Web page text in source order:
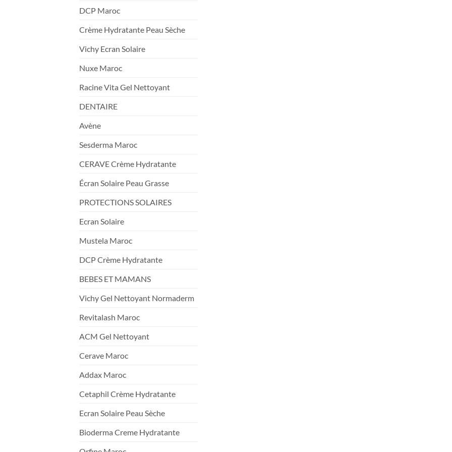
DCP Maroc
Crème Hydratante Peau Sèche
Vichy Ecran Solaire
Nuxe Maroc
Racine Vita Gel Nettoyant
DENTAIRE
Avène
Sesderma Maroc
CERAVE Crème Hydratante
Écran Solaire Peau Grasse
PROTECTIONS SOLAIRES
Ecran Solaire
Mustela Maroc
DCP Crème Hydratante
BEBES ET MAMANS
Vichy Gel Nettoyant Normaderm
Revitalash Maroc
ACM Gel Nettoyant
Cerave Maroc
Addax Maroc
Cetaphil Crème Hydratante
Ecran Solaire Peau Sèche
Bioderma Creme Hydratante